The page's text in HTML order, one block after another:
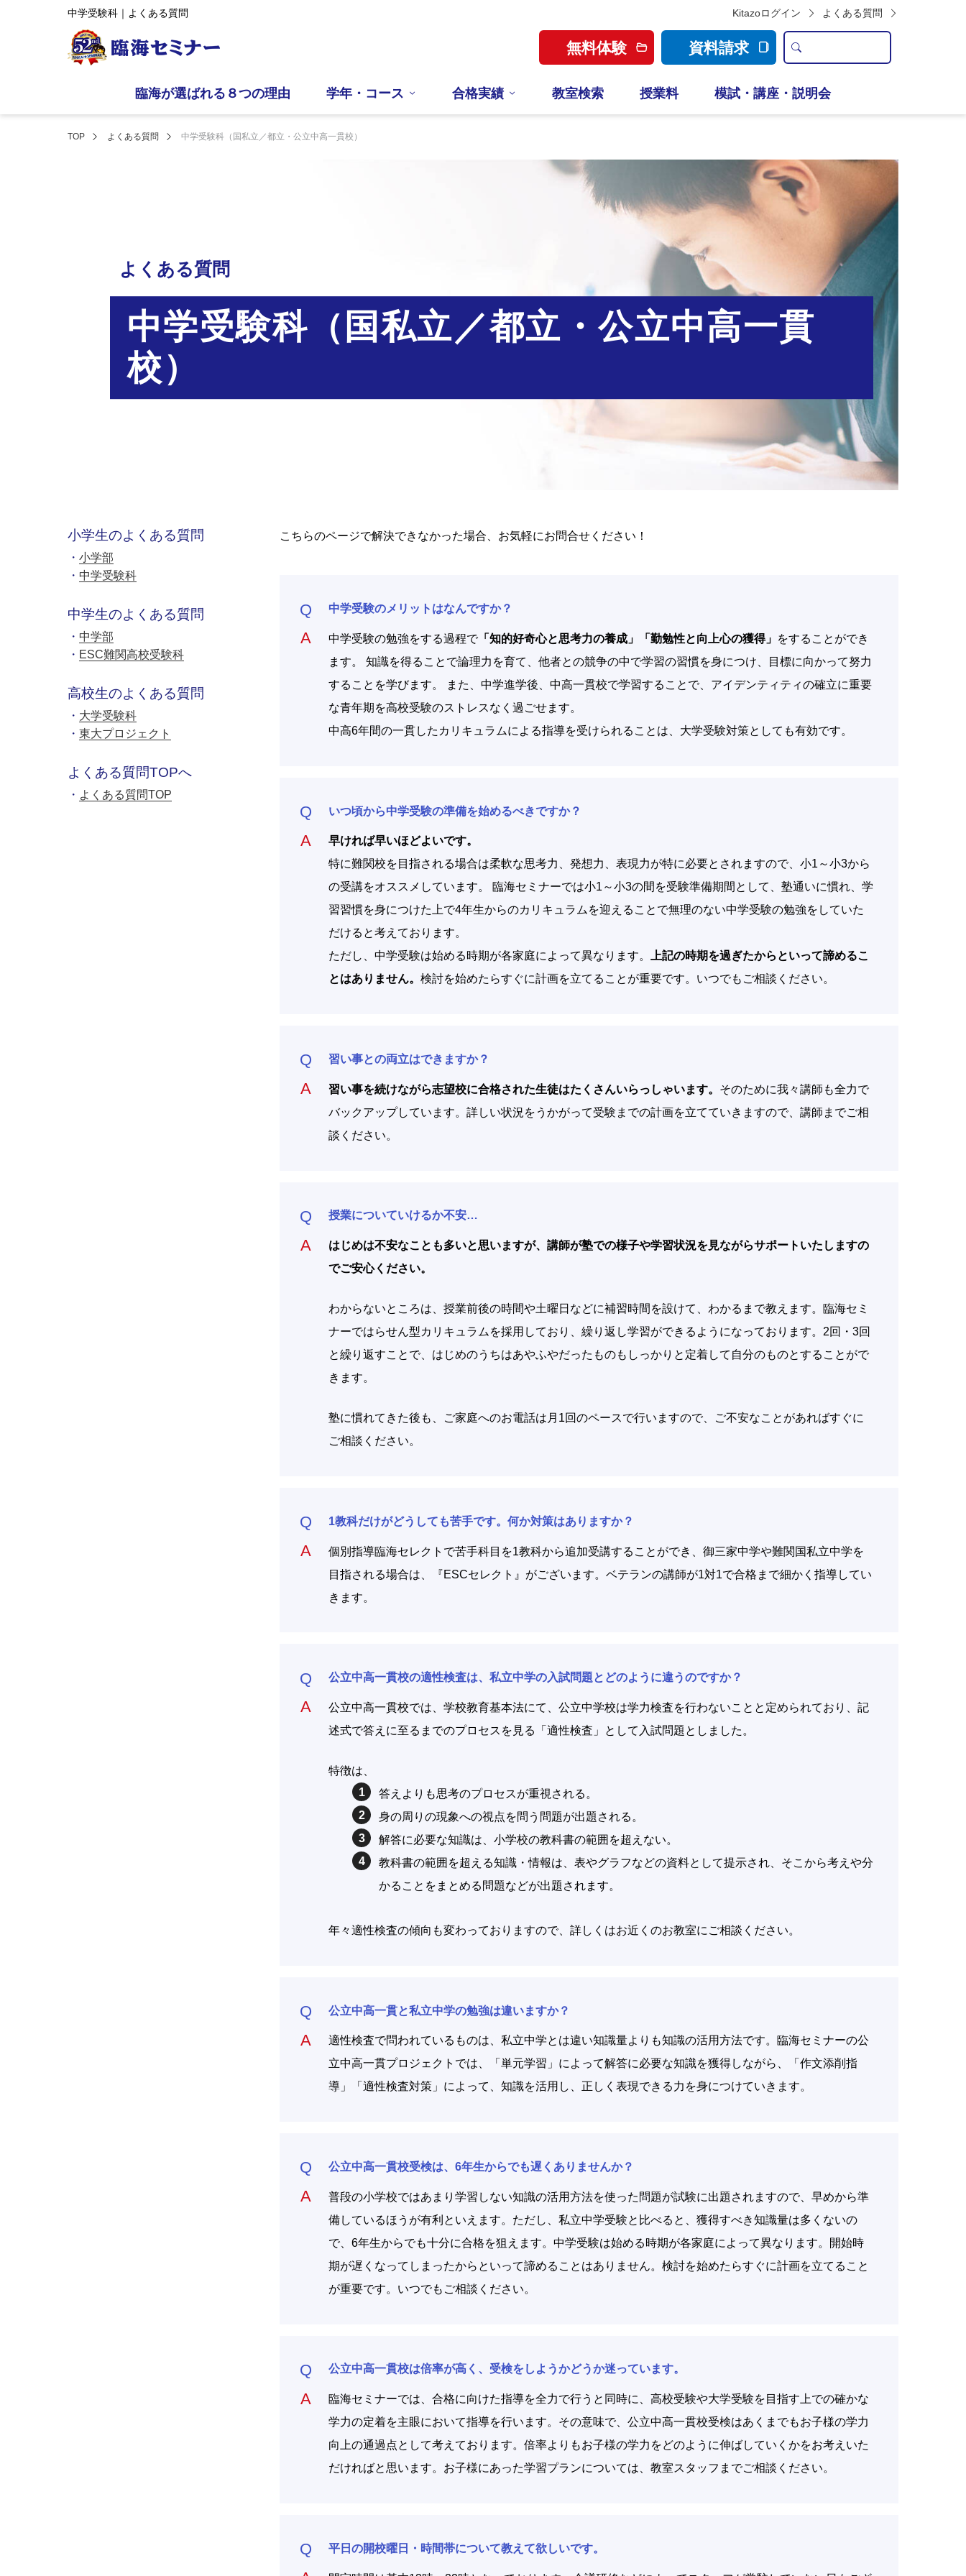
中学受験科｜よくある質問 Kitazoログイン よくある質問
無料体験 資料請求
臨海が選ばれる８つの理由 学年・コース 合格実績 教室検索 授業料 模試・講座・説明会
TOP よくある質問 中学受験科（国私立／都立・公立中高一貫校）
よくある質問
中学受験科（国私立／都立・公立中高一貫
校）
こちらのページで解決できなかった場合、お気軽にお問合せください！
中学受験のメリットはなんですか？
中学受験の勉強をする過程で「知的好奇心と思考力の養成」「勤勉性と向上心の獲得」 をすることができ
ます。 知識を得ることで論理力を育て、他者との競争の中で学習の習慣を身につけ、目標に向かって努力
することを学びます。 また、中学進学後、中高一貫校で学習することで、アイデンティティの確立に重要
な青年期を高校受験のストレスなく過ごせます。
中高6年間の一貫したカリキュラムによる指導を受けられることは、大学受験対策としても有効です。
いつ頃から中学受験の準備を始めるべきですか？
早ければ早いほどよいです。
特に難関校を目指される場合は柔軟な思考力、発想力、表現力が特に必要とされますので、小1～小3から
の受講をオススメしています。 臨海セミナーでは小1～小3の間を受験準備期間として、塾通いに慣れ、学
習習慣を身につけた上で4年生からのカリキュラムを迎えることで無理のない中学受験の勉強をしていた
だけると考えております。
ただし、中学受験は始める時期が各家庭によって異なります。
上記の時期を過ぎたからといって諦めるこ
とはありません。 検討を始めたらすぐに計画を立てることが重要です。いつでもご相談ください。
習い事との両立はできますか？
習い事を続けながら志望校に合格された生徒はたくさんいらっしゃいます。 そのために我々講師も全力で
バックアップしています。詳しい状況をうかがって受験までの計画を立てていきますので、講師までご相
談ください。
授業についていけるか不安…
はじめは不安なことも多いと思いますが、講師が塾での様子や学習状況を見ながらサポートいたしますの
でご安心ください。
わからないところは、授業前後の時間や土曜日などに補習時間を設けて、わかるまで教えます。臨海セミ
ナーではらせん型カリキュラムを採用しており、繰り返し学習ができるようになっております。2回・3回
と繰り返すことで、はじめのうちはあやふやだったものもしっかりと定着して自分のものとすることがで
きます。
塾に慣れてきた後も、ご家庭へのお電話は月1回のペースで行いますので、ご不安なことがあればすぐに
ご相談ください。
1教科だけがどうしても苦手です。何か対策はありますか？
個別指導臨海セレクトで苦手科目を1教科から追加受講することができ、御三家中学や難関国私立中学を
目指される場合は、『ESCセレクト』がございます。ベテランの講師が1対1で合格まで細かく指導してい
きます。
公立中高一貫校の適性検査は、私立中学の入試問題とどのように違うのですか？
公立中高一貫校では、学校教育基本法にて、公立中学校は学力検査を行わないことと定められており、記
述式で答えに至るまでのプロセスを見る「適性検査」として入試問題としました。
特徴は、
答えよりも思考のプロセスが重視される。
身の周りの現象への視点を問う問題が出題される。
解答に必要な知識は、小学校の教科書の範囲を超えない。
教科書の範囲を超える知識・情報は、表やグラフなどの資料として提示され、そこから考えや分
かることをまとめる問題などが出題されます。
年々適性検査の傾向も変わっておりますので、詳しくはお近くのお教室にご相談ください。
公立中高一貫と私立中学の勉強は違いますか？
適性検査で問われているものは、私立中学とは違い知識量よりも知識の活用方法です。臨海セミナーの公
立中高一貫プロジェクトでは、「単元学習」によって解答に必要な知識を獲得しながら、「作文添削指
導」「適性検査対策」によって、知識を活用し、正しく表現できる力を身につけていきます。
公立中高一貫校受検は、6年生からでも遅くありませんか？
普段の小学校ではあまり学習しない知識の活用方法を使った問題が試験に出題されますので、早めから準
備しているほうが有利といえます。ただし、私立中学受験と比べると、獲得すべき知識量は多くないの
で、6年生からでも十分に合格を狙えます。中学受験は始める時期が各家庭によって異なります。開始時
期が遅くなってしまったからといって諦めることはありません。検討を始めたらすぐに計画を立てること
が重要です。いつでもご相談ください。
公立中高一貫校は倍率が高く、受検をしようかどうか迷っています。
臨海セミナーでは、合格に向けた指導を全力で行うと同時に、高校受験や大学受験を目指す上での確かな
学力の定着を主眼において指導を行います。その意味で、公立中高一貫校受検はあくまでもお子様の学力
向上の通過点として考えております。倍率よりもお子様の学力をどのように伸ばしていくかをお考えいた
だければと思います。お子様にあった学習プランについては、教室スタッフまでご相談ください。
平日の開校曜日・時間帯について教えて欲しいです。
小学生のよくある質問
小学部
中学受験科
中学生のよくある質問
中学部
ESC難関高校受験科
高校生のよくある質問
大学受験科
東大プロジェクト
よくある質問TOPへ
よくある質問TOP